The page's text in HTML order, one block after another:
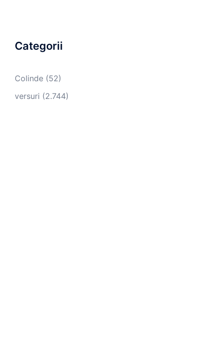
Categorii
Colinde (52)
versuri (2.744)